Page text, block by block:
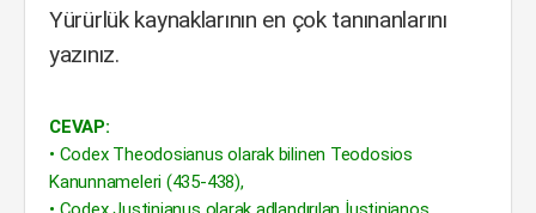
Yürürlük kaynaklarının en çok tanınanlarını
yazınız.
CEVAP:
• Codex Theodosianus olarak bilinen Teodosios
Kanunnameleri (435-438),